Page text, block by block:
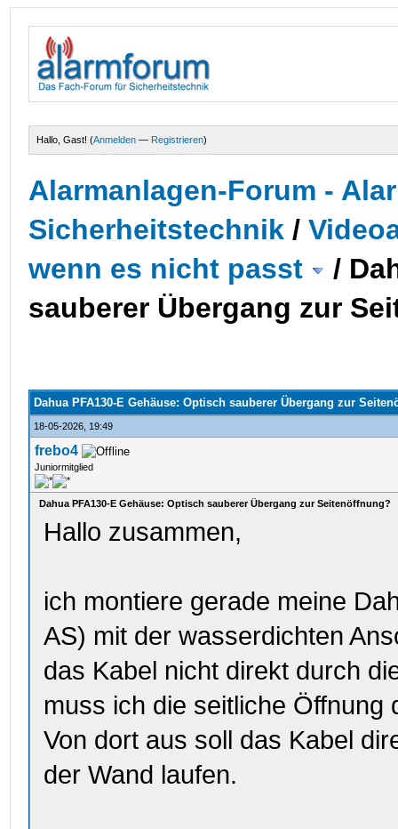
Hallo, Gast! (Anmelden — Registrieren)
Alarmanlagen-Forum -
Sicherheitstechnik /
wenn es nicht passt
/
sauberer Übergang zur
Dahua PFA130-E Gehäuse: Optisch sauberer Übergang zur
18-05-2026, 19:49
frebo4
Juniormitglied
Dahua PFA130-E Gehäuse: Optisch sauberer Übergang zur Seitenöffnung?
Hallo zusammen,
ich montiere gerade meine
AS) mit der wasserdichten
das Kabel nicht direkt durch
muss ich die seitliche Öffnung
Von dort aus soll das Kabel
der Wand laufen.